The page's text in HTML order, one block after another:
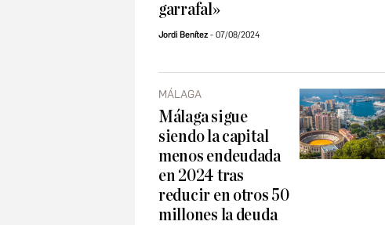
garrafal»
Jordi Benítez 07/08/2024
MÁLAGA
Málaga sigue
siendo la capital
menos endeudada
en 2024 tras
reducir en otros 50
millones la deuda